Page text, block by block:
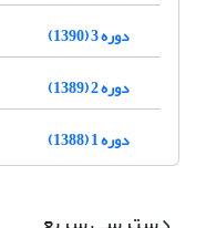
دوره 3 (1390)
دوره 2 (1389)
دوره 1 (1388)